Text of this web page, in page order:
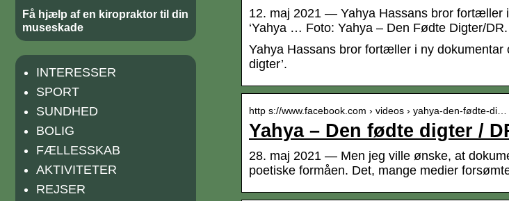
12. maj 2021 — Yahya Hassans bror fortæller
‘Yahya … Foto: Yahya – Den Fødte Digter/DR.
Yahya Hassans bror fortæller i ny
digter’.
http s://www.facebook.com › videos › yahya-den-fødte-di…
Yahya – Den fødte digter /
28. maj 2021 — Men jeg ville ønske, at
poetiske formåen. Det, mange medier
Få hjælp af en kiropraktor til din
museskade
INTERESSER
SPORT
SUNDHED
BOLIG
FÆLLESSKAB
AKTIVITETER
REJSER